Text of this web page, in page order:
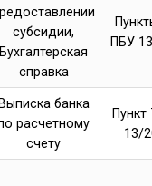
субсидии,
Бухгалтерская
справка
ПБУ
Выписка банка
расчетному
счету
13/